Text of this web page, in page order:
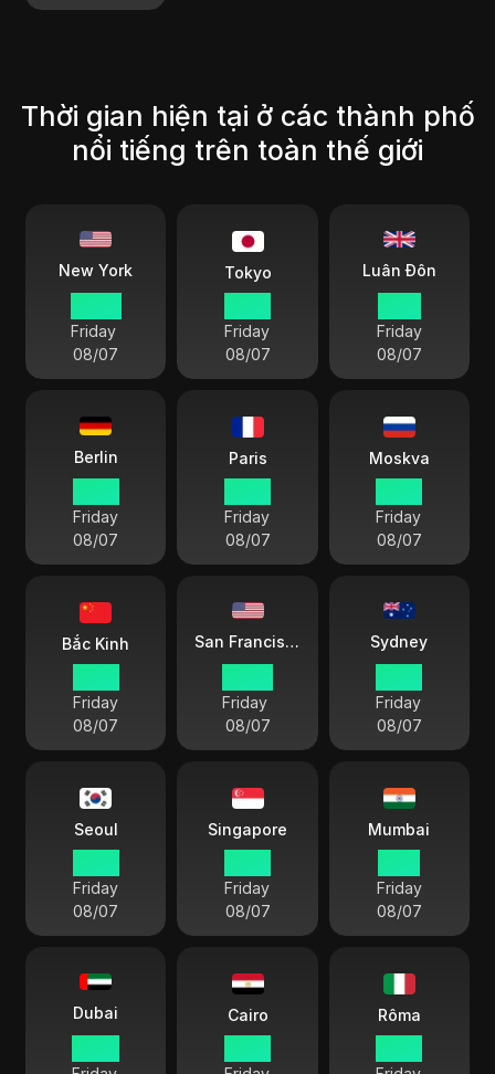
Thời gian hiện tại ở các thành phố
nổi tiếng trên toàn thế giới
New York
Friday
08/07
Tokyo
Friday
08/07
Luân Đôn
Friday
08/07
Berlin
Friday
08/07
Paris
Friday
08/07
Moskva
Friday
08/07
Bắc Kinh
Friday
08/07
San Francisco
Friday
08/07
Sydney
Friday
08/07
Seoul
Friday
08/07
Singapore
Friday
08/07
Mumbai
Friday
08/07
Dubai Cairo Rôma